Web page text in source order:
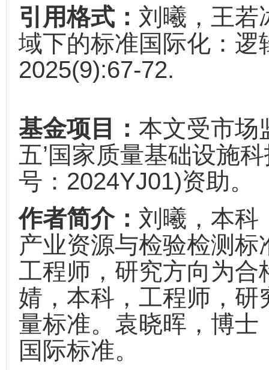
引用格式： 刘曦，王若
域下的标准国际化：
2025(9):67-72.
基金项目： 本文受市场
五’国家质量基础设施
号：2024YJ01)资助。
作者简介： 刘曦，本科
产业资源与检验检测
工程师，研究方向为
婧，本科，工程师，
量标准。袁晓晖，博
国际标准。